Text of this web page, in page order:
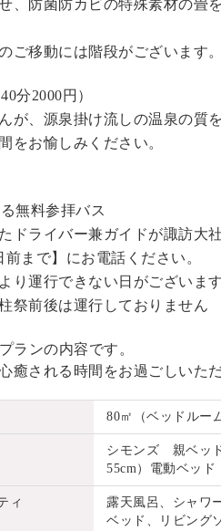
、防菌防カビの特殊素材の畳
ご移動には階段がございます
分2000円）
が、源泉掛け流しの温泉の質
をお愉しみください。
無料参拝バス
ドライバー兼ガイドが諏訪大
まで】にお電話ください。
り運行できない日がございます
祭前後は運行しておりません
ランの内容です。
癒される時間をお過ごしいた
80㎡（ベッドルー
シモンズ 親ベッド
55cm）電動ベッド
ィ
露天風呂、シャワ
ベッド、リビング